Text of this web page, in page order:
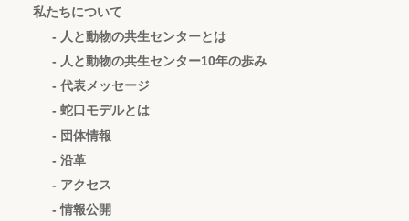
私たちについて
- 人と動物の共生センターとは
- 人と動物の共生センター10年の歩み
- 代表メッセージ
- 蛇口モデルとは
- 団体情報
- 沿革
- アクセス
- 情報公開